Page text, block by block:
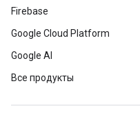
Firebase
Google Cloud Platform
Google AI
Все продукты